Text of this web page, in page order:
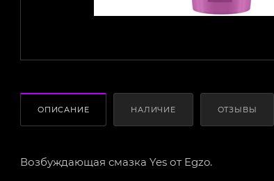
ОПИСАНИЕ НАЛИЧИЕ ОТЗЫВЫ
Возбуждающая смазка Yes от Egzo.